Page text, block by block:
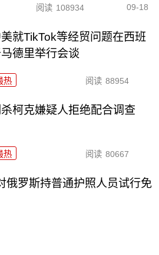
阅读 108934 09-18
就TikTok等经贸问题在西班
德里举行会谈
热 阅读 88954
柯克嫌疑人拒绝配合调查
热 阅读 80667
俄罗斯持普通护照人员试行免